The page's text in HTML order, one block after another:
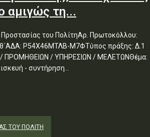
αμιγώς τη...
του ΠολίτηΑρ. Πρωτοκόλλου:
Ρ54Χ46ΜΤΛΒ-Μ7ΦΤύπος πράξης: Δ.1
ΠΡΟΜΗΘΕΙΩΝ / ΥΠΗΡΕΣΙΩΝ / ΜΕΛΕΤΩΝΘέμα:
- συντήρηση...
ΤΟΥ ΠΟΛΊΤΗ